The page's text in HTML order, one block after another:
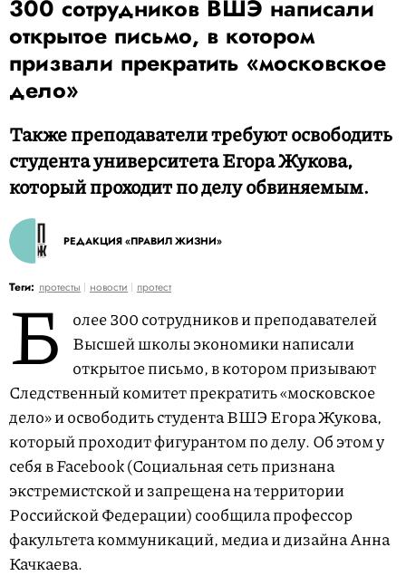
300 сотрудников ВШЭ написали
открытое письмо, в котором
призвали прекратить «московское
дело»
Также преподаватели требуют освободить
студента университета Егора Жукова,
который проходит по делу обвиняемым.
РЕДАКЦИЯ «ПРАВИЛ ЖИЗНИ»
Теги: протесты новости протест
Б
олее 300 сотрудников и преподавателей
Высшей школы экономики написали
открытое письмо, в котором призывают
Следственный комитет прекратить «московское
дело» и освободить студента ВШЭ Егора Жукова,
который проходит фигурантом по делу. Об этом у
себя в Facebook (Социальная сеть признана
экстремистской и запрещена на территории
Российской Федерации) сообщила профессор
факультета коммуникаций, медиа и дизайна Анна
Качкаева.